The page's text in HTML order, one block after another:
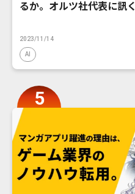
るか。オルツ社代表に訊く
2023/11/14
AI